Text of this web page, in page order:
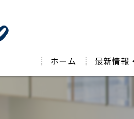
ホーム 最新情報